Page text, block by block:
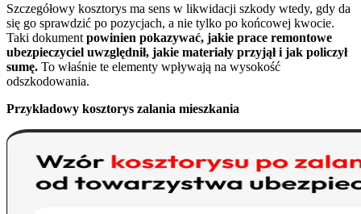
Szczegółowy kosztorys ma sens w likwidacji szkody wtedy, gdy da
się go sprawdzić po pozycjach, a nie tylko po końcowej kwocie.
Taki dokument powinien pokazywać, jakie prace remontowe
ubezpieczyciel uwzględnił, jakie materiały przyjął i jak policzył
sumę. To właśnie te elementy wpływają na wysokość
odszkodowania.
Przykładowy kosztorys zalania mieszkania